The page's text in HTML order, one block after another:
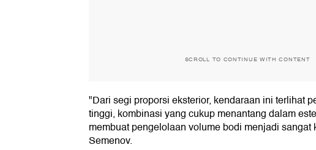
SCROLL TO CONTINUE WITH CONTENT
"Dari segi proporsi eksterior, kendaraan ini terlihat
tinggi, kombinasi yang cukup menantang dalam
membuat pengelolaan volume bodi menjadi sangat
Semenov.